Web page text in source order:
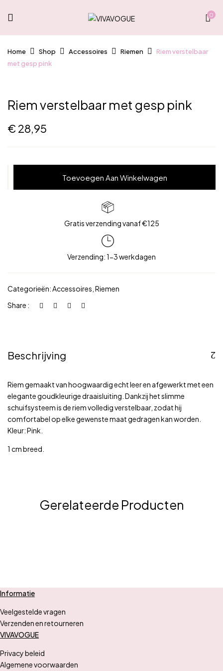
0
Home Shop Accessoires Riemen
Riem verstelbaar
met gesp pink
Riem verstelbaar met gesp pink
€ 28,95
Toevoegen Aan Winkelwagen
Gratis verzending vanaf €125
Verzending: 1-3 werkdagen
Categorieën:Accessoires Riemen
Share :
Beschrijving
Riem gemaakt van hoogwaardig echt leer en afgewerkt met een
elegante goudkleurige draaisluiting. Dankzij het slimme
schuifsysteem is de riem volledig verstelbaar, zodat hij
comfortabel op elke gewenste maat gedragen kan worden.
Kleur: Pink.
1 cm breed.
Gerelateerde Producten
Informatie
Veelgestelde vragen
Verzenden en retourneren
VIVAVOGUE
Privacy beleid
Algemene voorwaarden